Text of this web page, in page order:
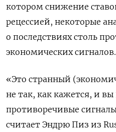
котором снижение
рецессией, некоторые
о последствиях столь
экономических сигналов.
«Это странный
не так, как кажется, и вы
противоречивые
считает Эндрю Пиз из